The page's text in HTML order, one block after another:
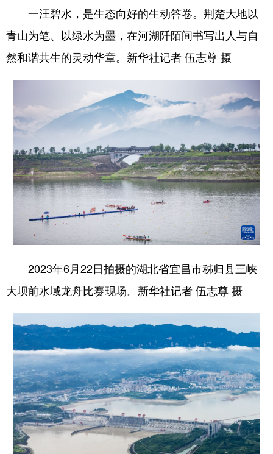
山东 河南 湖北 湖南
广东 广西 海南 重庆
四川 贵州 云南 西藏
陕西 甘肃 青海 宁夏
新疆 内蒙古
多语种频道
Español Français عربى
日本語 한국어
一汪碧水，是生态向好的生动答卷。荆楚大地以
青山为笔、以绿水为墨，在河湖阡陌间书写出人与自
然和谐共生的灵动华章。新华社记者 伍志尊 摄
2023年6月22日拍摄的湖北省宜昌市秭归县三峡
大坝前水域龙舟比赛现场。新华社记者 伍志尊 摄